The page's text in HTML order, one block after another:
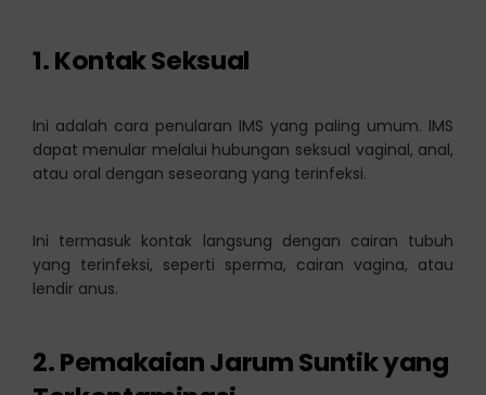
1.Kontak Seksual
Ini adalah cara penularan IMS yang paling umum. IMS
dapat menular melalui hubungan seksual vaginal, anal,
atau oral dengan seseorang yang terinfeksi.
Ini termasuk kontak langsung dengan cairan tubuh
yang terinfeksi, seperti sperma, cairan vagina, atau
lendir anus.
2.Pemakaian Jarum Suntik yang